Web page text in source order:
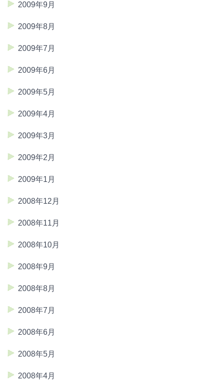
2009年9月
2009年8月
2009年7月
2009年6月
2009年5月
2009年4月
2009年3月
2009年2月
2009年1月
2008年12月
2008年11月
2008年10月
2008年9月
2008年8月
2008年7月
2008年6月
2008年5月
2008年4月